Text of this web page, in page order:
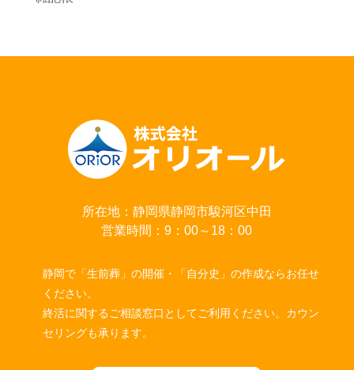
所在地：静岡県静岡市駿河区中田
営業時間：9：00～18：00
静岡で「生前葬」の開催・「自分史」の作成ならお任せ
ください。
終活に関するご相談窓口としてご利用ください。カウン
セリングも承ります。